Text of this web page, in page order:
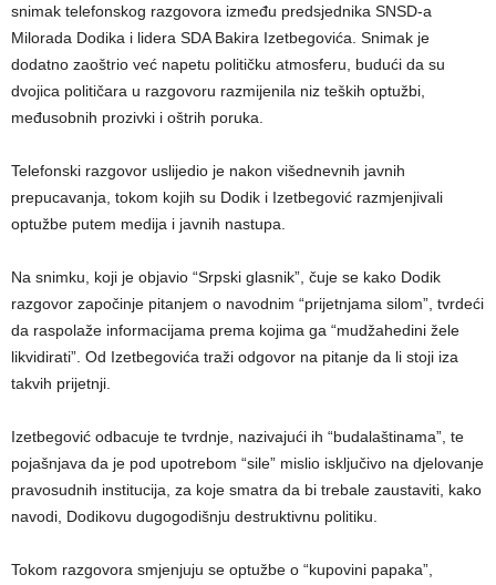
snimak telefonskog razgovora između predsjednika SNSD-a
Milorada Dodika i lidera SDA Bakira Izetbegovića. Snimak je
dodatno zaoštrio već napetu političku atmosferu, budući da su
dvojica političara u razgovoru razmijenila niz teških optužbi,
međusobnih prozivki i oštrih poruka.
Telefonski razgovor uslijedio je nakon višednevnih javnih
prepucavanja, tokom kojih su Dodik i Izetbegović razmjenjivali
optužbe putem medija i javnih nastupa.
Na snimku, koji je objavio “Srpski glasnik”, čuje se kako Dodik
razgovor započinje pitanjem o navodnim “prijetnjama silom”, tvrdeći
da raspolaže informacijama prema kojima ga “mudžahedini žele
likvidirati”. Od Izetbegovića traži odgovor na pitanje da li stoji iza
takvih prijetnji.
Izetbegović odbacuje te tvrdnje, nazivajući ih “budalaštinama”, te
pojašnjava da je pod upotrebom “sile” mislio isključivo na djelovanje
pravosudnih institucija, za koje smatra da bi trebale zaustaviti, kako
navodi, Dodikovu dugogodišnju destruktivnu politiku.
Tokom razgovora smjenjuju se optužbe o “kupovini papaka”,